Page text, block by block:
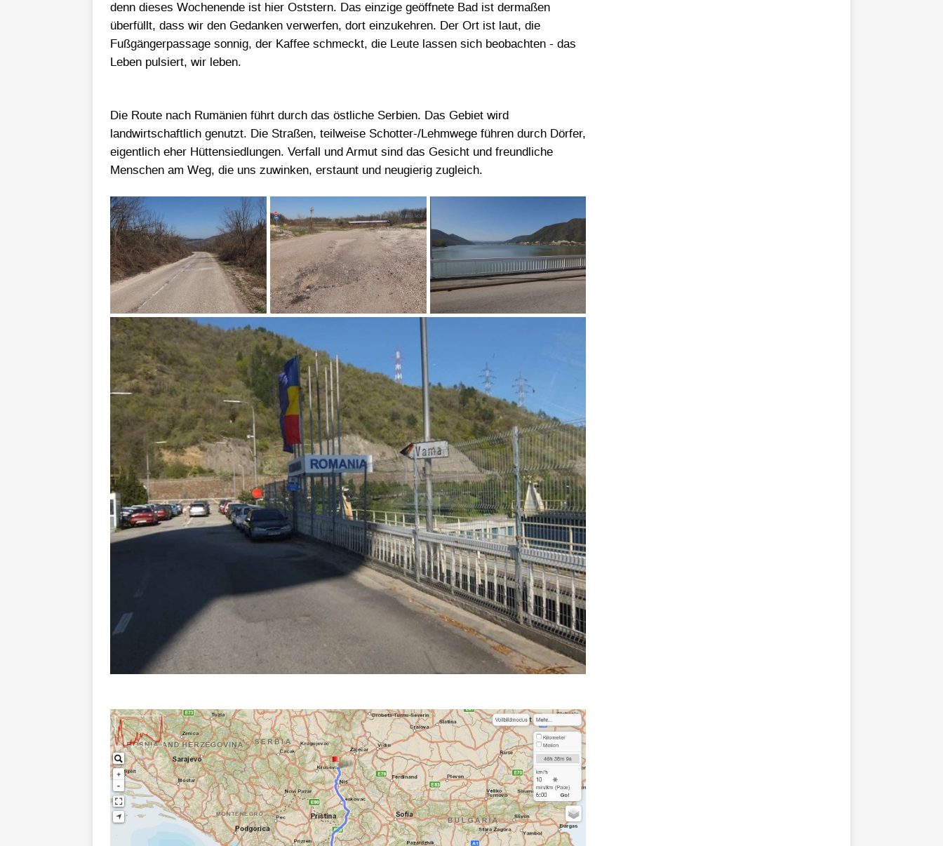
denn dieses Wochenende ist hier Oststern. Das einzige geöffnete Bad ist dermaßen
überfüllt, dass wir den Gedanken verwerfen, dort einzukehren. Der Ort ist laut, die
Fußgängerpassage sonnig, der Kaffee schmeckt, die Leute lassen sich beobachten - das
Leben pulsiert, wir leben.
Die Route nach Rumänien führt durch das östliche Serbien. Das Gebiet wird
landwirtschaftlich genutzt. Die Straßen, teilweise Schotter-/Lehmwege führen durch Dörfer,
eigentlich eher Hüttensiedlungen. Verfall und Armut sind das Gesicht und freundliche
Menschen am Weg, die uns zuwinken, erstaunt und neugierig zugleich.